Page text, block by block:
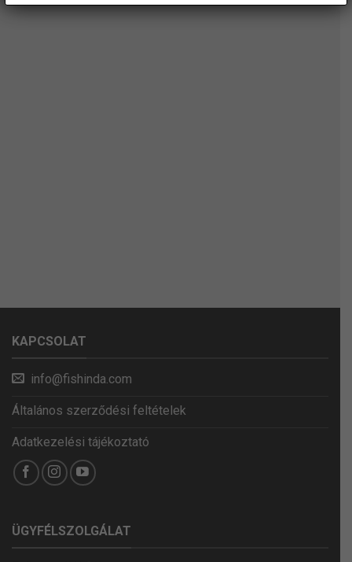
KAPCSOLAT
info@fishinda.com
Általános szerződési feltételek
Adatkezelési tájékoztató
ÜGYFÉLSZOLGÁLAT